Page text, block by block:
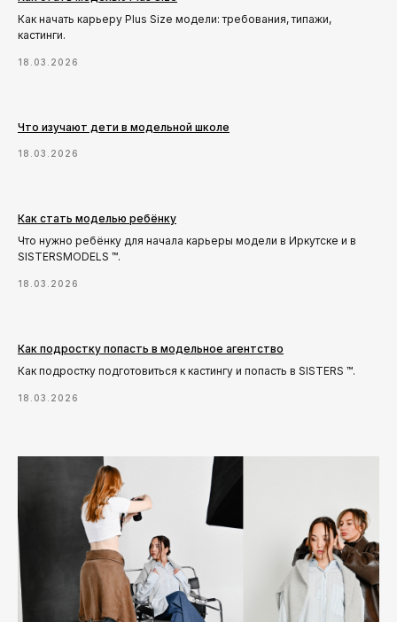
Как начать карьеру Plus Size модели: требования, типажи,
кастинги.
18.03.2026
Что изучают дети в модельной школе
18.03.2026
Как стать моделью ребёнку
Что нужно ребёнку для начала карьеры модели в Иркутске и в
SISTERSMODELS ™.
18.03.2026
Как подростку попасть в модельное агентство
Как подростку подготовиться к кастингу и попасть в SISTERS ™.
18.03.2026